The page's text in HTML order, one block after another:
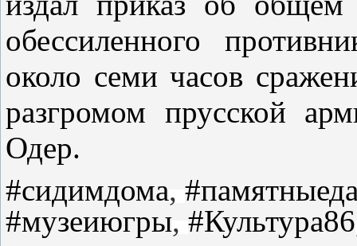
обессиленного
около семи часов
разгромом прусской
Одер.
#сидимдома,
#музеиюгры, #Культура86